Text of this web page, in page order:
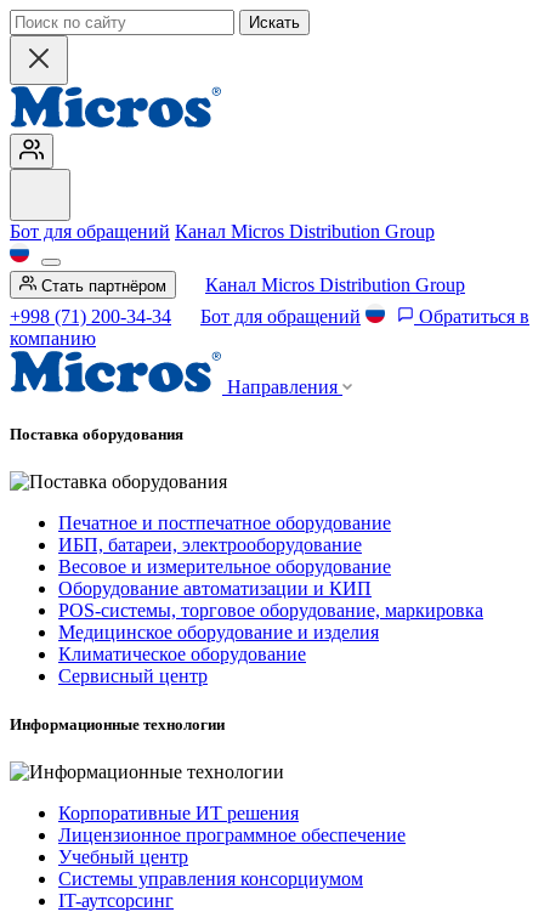
Искать
Бот для обращений Канал Micros Distribution Group
Стать партнёром
Канал Micros Distribution Group
+998 (71) 200-34-34
Бот для обращений
Обратиться в
компанию
Направления
Поставка оборудования
Печатное и постпечатное оборудование
ИБП, батареи, электрооборудование
Весовое и измерительное оборудование
Оборудование автоматизации и КИП
POS-системы, торговое оборудование, маркировка
Медицинское оборудование и изделия
Климатическое оборудование
Сервисный центр
Информационные технологии
Корпоративные ИТ решения
Лицензионное программное обеспечение
Учебный центр
Системы управления консорциумом
IT-аутсорсинг